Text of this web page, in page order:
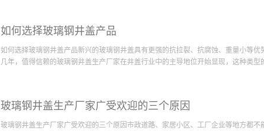
一问题，
可，必要
合材料井
如何选择玻璃钢井盖产品
如何选择玻璃钢井盖产品新兴的玻璃钢井盖具有更强的抗拉裂、抗腐蚀、重量小等
几年，值得信赖的玻璃钢井盖生产厂家在井盖行业中的主导地位开始显现，这种类型
可，轻型玻璃钢井盖适用于无机动车通行的人行道、草坪、绿地区域，重型井盖适用
为轻便的车辆的通行区域。此外，由于玻璃钢材质适合作为涂鸦等艺术创作的载体
玻璃钢井盖生产厂家广受欢迎的三个原因
玻璃钢井盖生产厂家广受欢迎的三个原因市政道路、家居小区、工厂企业等地方都